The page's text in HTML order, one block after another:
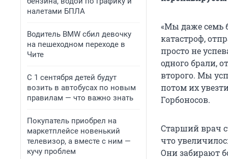
налетами БПЛА
Водитель BMW сбил девочку
на пешеходном переходе в
Чите
С 1 сентября детей будут
возить в автобусах по новым
правилам — что важно знать
Покупатель приобрел на
маркетплейсе новенький
телевизор, а вместе с ним —
кучу проблем
«Мы даже семь
катастроф,
просто не
одного брали,
второго. Мы
потом их
Горбоносов.
Старший врач
что
Они забирают